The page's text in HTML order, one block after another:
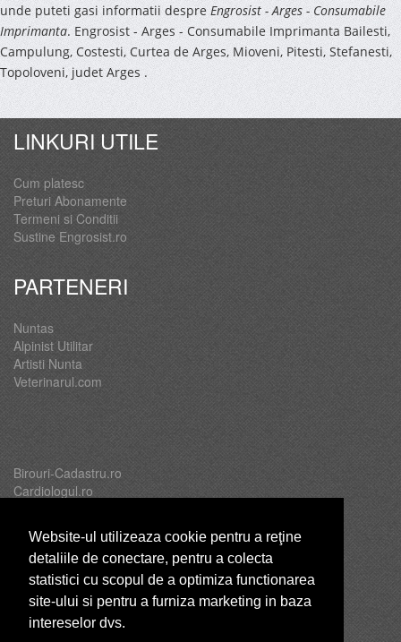
Website-ul utilizeaza cookie pentru a reţine
detaliile de conectare, pentru a colecta
statistici cu scopul de a optimiza functionarea
site-ului si pentru a furniza marketing in baza
intereselor dvs.
unde puteti gasi informatii despre Engrosist - Arges - Consumabile
Imprimanta. Engrosist - Arges - Consumabile Imprimanta Bailesti,
Campulung, Costesti, Curtea de Arges, Mioveni, Pitesti, Stefanesti,
Topoloveni, judet Arges .
LINKURI UTILE
Cum platesc
Preturi Abonamente
Termeni si Conditii
Sustine Engrosist.ro
PARTENERI
Nuntas
Alpinist Utilitar
Artisti Nunta
Veterinarul.com
Birouri-Cadastru.ro
Cardiologul.ro
Brutari